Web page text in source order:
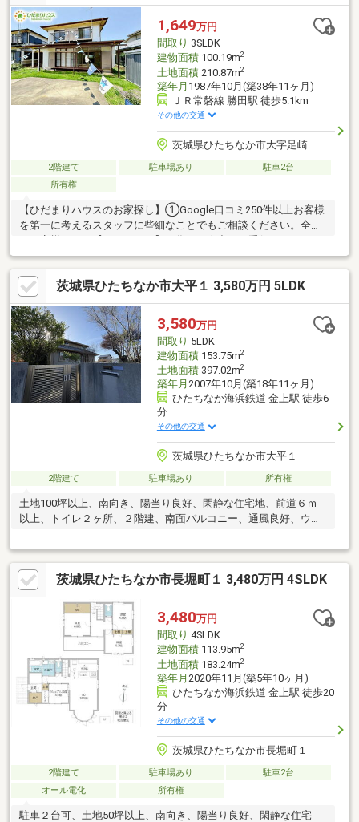
1,649万円
間取り 3SLDK
建物面積100.19m2
土地面積210.87m2
築年月 1987年10月(築38年11ヶ月)
ＪＲ常磐線 勝田駅 徒歩5.1km
その他の交通
茨城県ひたちなか市大字足崎
2階建て 駐車場あり
駐車2台
所有権
【ひだまりハウスのお家探し】①Google口コミ250件以上お客様
を第一に考えるスタッフに些細なことでもご相談ください。全て
ただきます。②自己資金0円、勤続１年未満、産休・育休中等の
住宅購入サポート初めてのお家探しを何から始めていいかわから
ない・・・そんなお客様の気持ちに寄り添って、心の行き届いた
サービスをお約束致します。③諸費用ローン・おまとめローンの
ご紹介ローンが不安な方もお任せください。弊社提携金融機関を
ご紹介致します。◆当日ご見学希望の方は【0120-01-9944】まで
お気軽にお問い合わせ下さい♪
茨城県ひたちなか市大平１ 3,580万円 5LDK
3,580万円
間取り 5LDK
建物面積153.75m2
土地面積397.02m2
築年月 2007年10月(築18年11ヶ月)
ひたちなか海浜鉄道 金上駅 徒歩6
分
その他の交通
茨城県ひたちなか市大平１
2階建て 駐車場あり 所有権
土地100坪以上、南向き、陽当り良好、閑静な住宅地、前道６ｍ
以上、トイレ２ヶ所、２階建、南面バルコニー、通風良好、ウォ
茨城県ひたちなか市長堀町１ 3,480万円 4SLDK
3,480万円
間取り 4SLDK
建物面積113.95m2
土地面積183.24m2
築年月 2020年11月(築5年10ヶ月)
ひたちなか海浜鉄道 金上駅 徒歩20
分
その他の交通
茨城県ひたちなか市長堀町１
2階建て 駐車場あり
駐車2台
オール電化
所有権
駐車２台可、土地50坪以上、南向き、陽当り良好、閑静な住宅